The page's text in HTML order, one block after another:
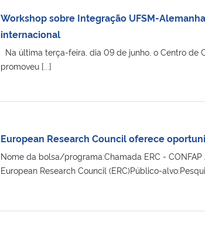
Workshop sobre Integração UFSM-
internacional
Na última terça-feira, dia 09 de junho, o Centro de
promoveu [...]
European Research Council oferece
Nome da bolsa/programa:Chamada ERC -
European Research Council (ERC)Público-